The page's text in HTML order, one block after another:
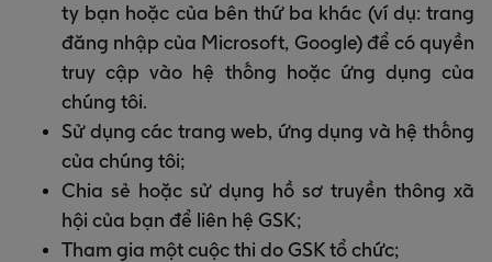
ty bạn hoặc của bên thứ ba khác (ví dụ: trang
đăng nhập của Microsoft, Google) để có quyền
truy cập vào hệ thống hoặc ứng dụng của
chúng tôi.
Sử dụng các trang web, ứng dụng và hệ thống
của chúng tôi;
Chia sẻ hoặc sử dụng hồ sơ truyền thông xã
hội của bạn để liên hệ GSK;
Tham gia một cuộc thi do GSK tổ chức;